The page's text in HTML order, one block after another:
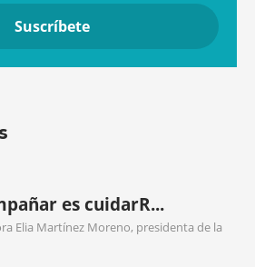
es cuidarR...
Elia Martínez Moreno, presidenta de la